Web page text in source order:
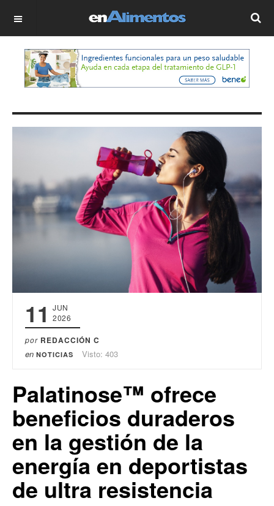
OFF CANVAS
11
JUN
2026
por REDACCIÓN C
en NOTICIAS Visto: 403
Palatinose™ ofrece
beneficios duraderos
en la gestión de la
energía en deportistas
de ultra resistencia